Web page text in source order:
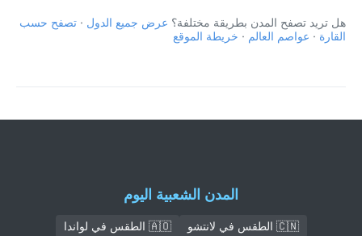
هل تريد تصفح المدن بطريقة مختلفة؟ عرض جميع الدول · تصفح حسب
القارة · عواصم العالم · خريطة الموقع
المدن الشعبية اليوم
🇨🇳 الطقس في لانتشو
🇦🇴 الطقس في لواندا